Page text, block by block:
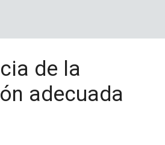
de la
adecuada